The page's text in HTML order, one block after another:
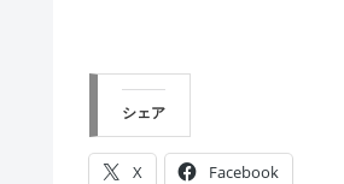
シェア
X Facebook